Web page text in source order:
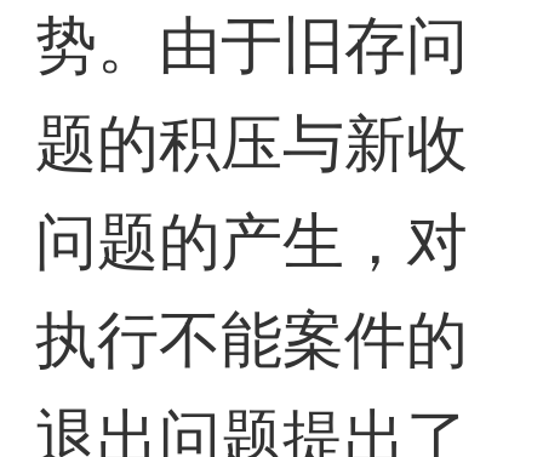
势。由于旧存问
题的积压与新收
问题的产生，对
执行不能案件的
退出问题提出了